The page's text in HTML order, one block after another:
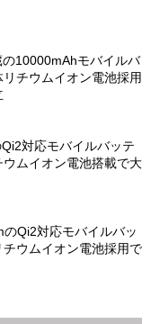
10000mAhモバイルバ
チウムイオン電池採用
対応モバイルバッテ
ムイオン電池搭載で大
Qi2対応モバイルバッ
ウムイオン電池採用で